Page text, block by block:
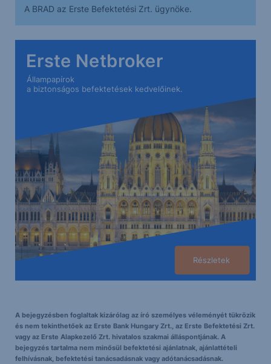
A BRAD az Erste Befektetési Zrt. ügynöke.
Erste Netbroker
Állampapírok
a biztonságos befektetések kedvelőinek.
Részletek
A bejegyzésben foglaltak kizárólag az író személyes véleményét tükrözik
és nem tekinthetőek az Erste Bank Hungary Zrt., az Erste Befektetési Zrt.
vagy az Erste Alapkezelő Zrt. hivatalos szakmai álláspontjának. A
bejegyzés tartalma nem minősül befektetési ajánlatnak, ajánlattételi
felhívásnak, befektetési tanácsadásnak vagy adótanácsadásnak.